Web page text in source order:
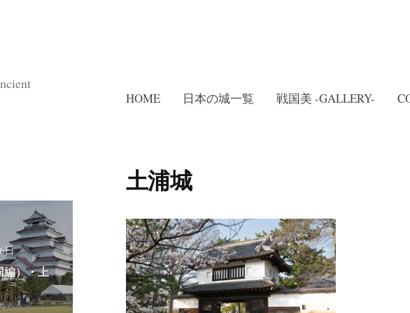
HOME 日本の城一覧 戦国美 -GALLERY-
土浦城
日
編）・上